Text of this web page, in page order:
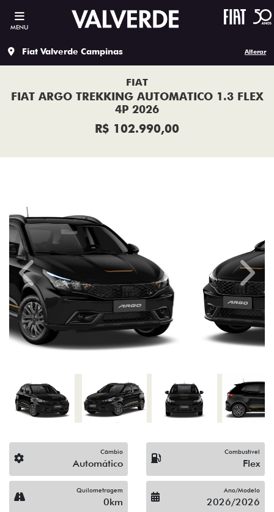
MENU
Fiat Valverde Campinas Alterar
FIAT
FIAT ARGO TREKKING AUTOMATICO 1.3 FLEX
4P 2026
R$ 102.990,00
Previous Next
Câmbio
Automático
Combustível
Flex
Quilometragem
0km
Ano/Modelo
2026/2026